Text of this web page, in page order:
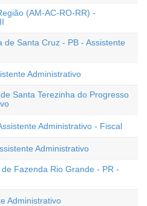
(AM-AC-RO-RR) -
de Santa Cruz - PB - Assistente
Administrativo
Santa Terezinha do Progresso
Administrativo - Fiscal
Administrativo
Fazenda Rio Grande - PR -
Administrativo